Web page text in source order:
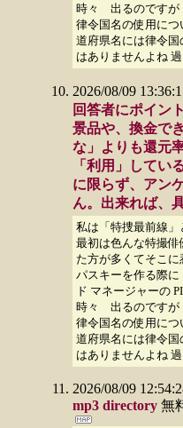
時々 出るのです
律令国名の使用に
道府県名には律令
はありませんよね 過
2026/08/09
回答者にポイン
景品や、換金で
な」よりも還元
「利用」してい
に限らず、アン
ん。出来れば、
私は「特捜最前線」
最初は色んな特撮
た方が多くてそこに
パスキーを作る際に
ド マネージャーの
時々 出るのです
律令国名の使用に
道府県名には律令
はありませんよね 過
2026/08/09
mp3 directory 無